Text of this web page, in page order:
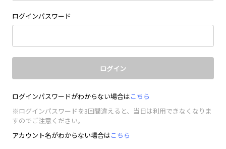
ログインパスワード
ログイン
ログインパスワードがわからない場合はこちら
※ログインパスワードを3回間違えると、当日は利用できなくなりま
すのでご注意ください。
アカウント名がわからない場合はこちら